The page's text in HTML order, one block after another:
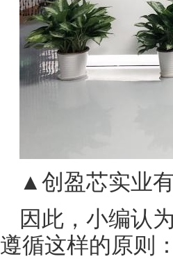
▲创盈芯实业
因此，小编认
遵循这样的原则